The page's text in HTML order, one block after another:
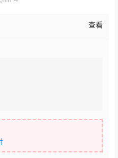
查看